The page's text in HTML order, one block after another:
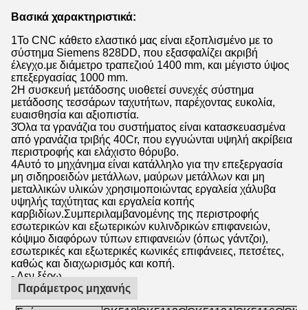
Βασικά χαρακτηριστικά:
1Το CNC κάθετο ελαστικό μας είναι εξοπλισμένο με το
σύστημα Siemens 828DD, που εξασφαλίζει ακριβή
έλεγχο.με διάμετρο τραπεζιού 1400 mm, και μέγιστο ύψος
επεξεργασίας 1000 mm.
2Η συσκευή μετάδοσης υιοθετεί συνεχές σύστημα
μετάδοσης τεσσάρων ταχυτήτων, παρέχοντας ευκολία,
ευαισθησία και αξιοπιστία.
3Όλα τα γρανάζια του συστήματος είναι κατασκευασμένα
από γρανάζια τριβής 40Cr, που εγγυώνται υψηλή ακρίβεια
περιστροφής και ελάχιστο θόρυβο.
4Αυτό το μηχάνημα είναι κατάλληλο για την επεξεργασία
μη σιδηροειδών μετάλλων, μαύρων μετάλλων και μη
μεταλλικών υλικών χρησιμοποιώντας εργαλεία χάλυβα
υψηλής ταχύτητας και εργαλεία κοπής
καρβιδίων.Συμπεριλαμβανομένης της περιστροφής
εσωτερικών και εξωτερικών κυλινδρικών επιφανειών,
κόψιμο διαφόρων τύπων επιφανειών (όπως γάντζοι),
εσωτερικές και εξωτερικές κωνικές επιφάνειες, πετσέτες,
καθώς και διαχωρισμός και κοπή.
- Δεν ξέρω.
Παράμετρος μηχανής